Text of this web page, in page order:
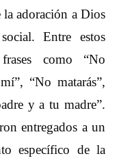
la adoración a Dios
Entre estos
como “No
“No matarás”,
y a tu madre”.
entregados a un
específico de la